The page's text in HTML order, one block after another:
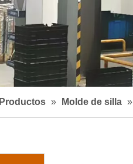
Productos » Molde de silla »